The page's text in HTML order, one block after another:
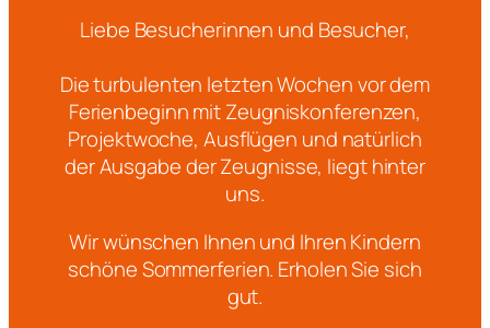
Liebe Besucherinnen und Besucher,
Die turbulenten letzten Wochen vor dem
Ferienbeginn mit Zeugniskonferenzen,
Projektwoche, Ausflügen und natürlich
der Ausgabe der Zeugnisse, liegt hinter
uns.
Wir wünschen Ihnen und Ihren Kindern
schöne Sommerferien. Erholen Sie sich
gut.